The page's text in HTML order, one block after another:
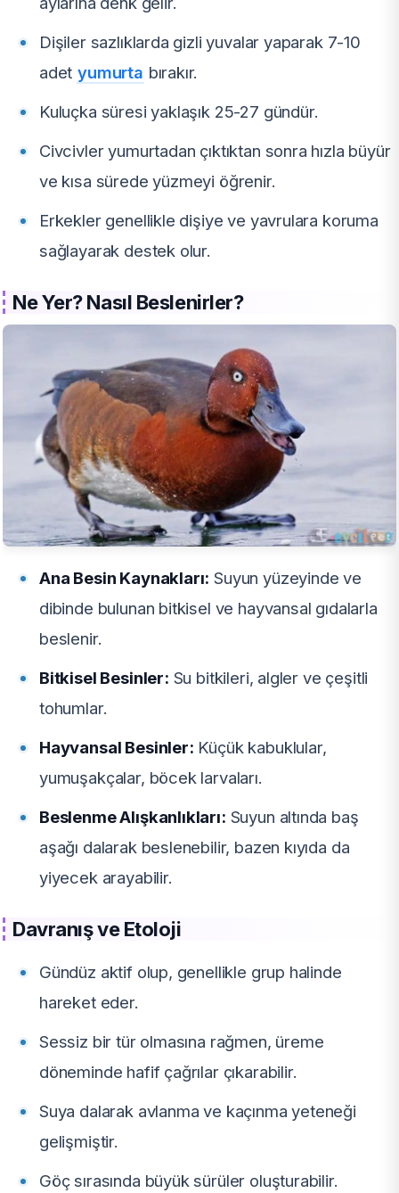
Dişiler sazlıklarda gizli yuvalar yaparak 7-10
adet yumurta bırakır.
Kuluçka süresi yaklaşık 25-27 gündür.
Civcivler yumurtadan çıktıktan sonra hızla büyür
ve kısa sürede yüzmeyi öğrenir.
Erkekler genellikle dişiye ve yavrulara koruma
sağlayarak destek olur.
Ne Yer? Nasıl Beslenirler?
Ana Besin Kaynakları: Suyun yüzeyinde ve
dibinde bulunan bitkisel ve hayvansal gıdalarla
beslenir.
Bitkisel Besinler: Su bitkileri, algler ve çeşitli
tohumlar.
Hayvansal Besinler: Küçük kabuklular,
yumuşakçalar, böcek larvaları.
Beslenme Alışkanlıkları: Suyun altında baş
aşağı dalarak beslenebilir, bazen kıyıda da
yiyecek arayabilir.
Davranış ve Etoloji
Gündüz aktif olup, genellikle grup halinde
hareket eder.
Sessiz bir tür olmasına rağmen, üreme
döneminde hafif çağrılar çıkarabilir.
Suya dalarak avlanma ve kaçınma yeteneği
gelişmiştir.
Göç sırasında büyük sürüler oluşturabilir.